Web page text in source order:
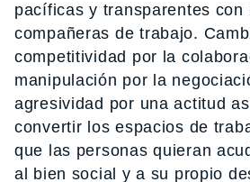
pacíficas y transparentes con
compañeras de trabajo.
competitividad por la
manipulación por la
agresividad por una actitud
convertir los espacios de
que las personas quieran
al bien social y a su propio